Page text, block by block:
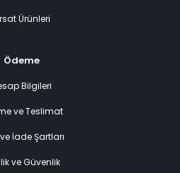
Ürünleri
Ödeme
Bilgileri
ve Teslimat
İade Şartları
ve Güvenlik